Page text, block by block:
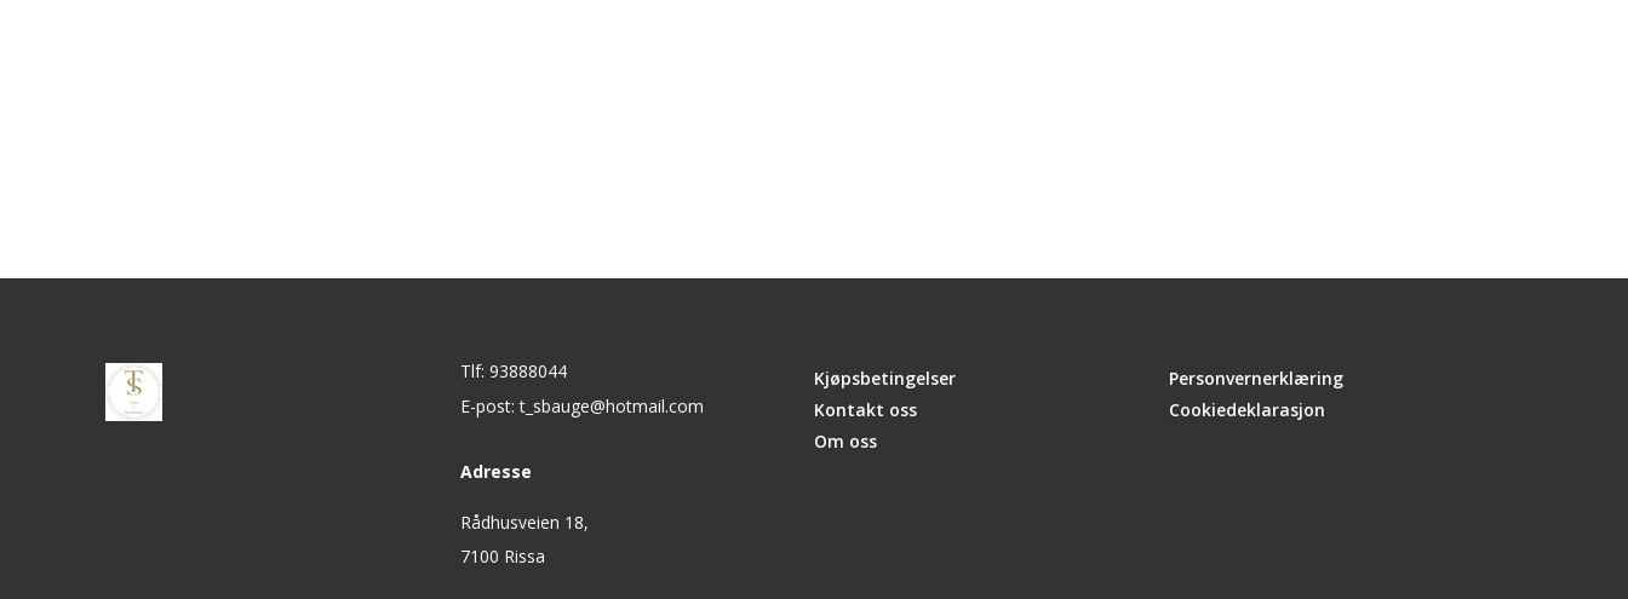
Tlf: 93888044
E-post: t_sbauge@hotmail.com
Adresse
Rådhusveien 18,
7100 Rissa
Kjøpsbetingelser
Kontakt oss
Om oss
Personvernerklæring
Cookiedeklarasjon